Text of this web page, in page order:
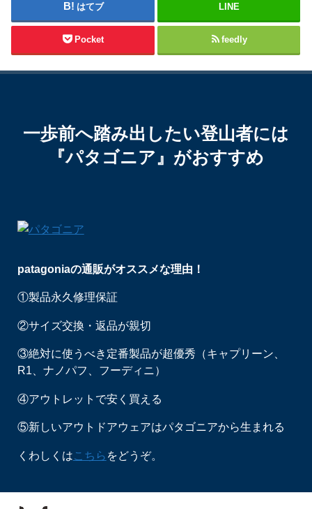
はてブ LINE
Pocket feedly
一歩前へ踏み出したい登山者には
『パタゴニア』がおすすめ
patagoniaの通販がオススメな理由！
①製品永久修理保証
②サイズ交換・返品が親切
③絶対に使うべき定番製品が超優秀（キャプリーン、
R1、ナノパフ、フーディニ）
④アウトレットで安く買える
⑤新しいアウトドアウェアはパタゴニアから生まれる
くわしくはこちら をどうぞ。